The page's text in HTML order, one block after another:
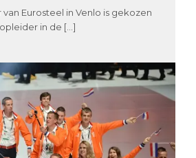
van Eurosteel in Venlo is gekozen
in de […]